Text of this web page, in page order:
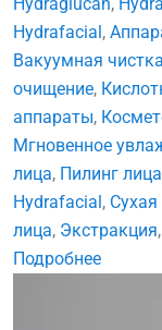
Hydrafacial ,
Вакуумная чистка
очищение,
аппараты,
Мгновенное
лица, Пилинг лица
Hydrafacial ,
лица, Экстракция,
Подробнее